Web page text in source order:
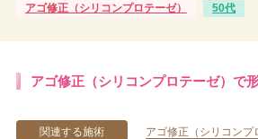
アゴ修正（シリコンプロテーゼ） 50代
アゴ修正（シリコンプロテーゼ）で
関連する施術 アゴ修正（シリコンプ